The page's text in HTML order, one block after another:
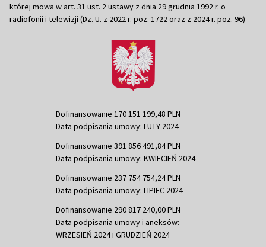
której mowa w art. 31 ust. 2 ustawy z dnia 29 grudnia 1992 r. o
radiofonii i telewizji (Dz. U. z 2022 r. poz. 1722 oraz z 2024 r. poz. 96)
Dofinansowanie 170 151 199,48 PLN
Data podpisania umowy: LUTY 2024
Dofinansowanie 391 856 491,84 PLN
Data podpisania umowy: KWIECIEŃ 2024
Dofinansowanie 237 754 754,24 PLN
Data podpisania umowy: LIPIEC 2024
Dofinansowanie 290 817 240,00 PLN
Data podpisania umowy i aneksów:
WRZESIEŃ 2024 i GRUDZIEŃ 2024